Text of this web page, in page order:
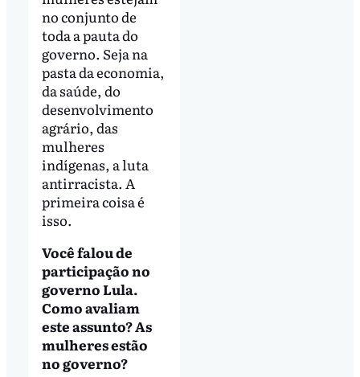
no conjunto de
toda a pauta do
governo. Seja na
pasta da economia,
da saúde, do
desenvolvimento
agrário, das
mulheres
indígenas, a luta
antirracista. A
primeira coisa é
isso.
Você falou de
participação no
governo Lula.
Como avaliam
este assunto? As
mulheres estão
no governo?